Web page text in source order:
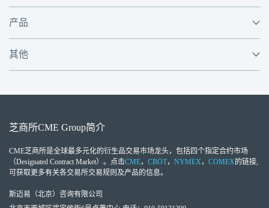
产品
其他
芝商所CME Group简介
CME芝商所是全球最多元化的衍生品交易市场龙头，包括四个指定合约市场
（Designated Contract Market）。点击CME， CBOT， NYMEX ， COMEX的链接,
可获取更多有关各交易所交易规则及产品的信息。
斯迈易（北京）咨询有限公司